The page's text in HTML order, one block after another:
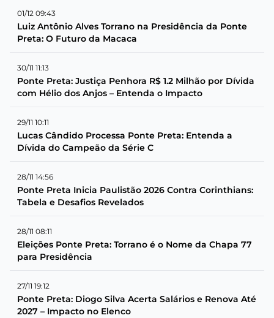
01/12 09:43
Luiz Antônio Alves Torrano na Presidência da Ponte
Preta: O Futuro da Macaca
30/11 11:13
Ponte Preta: Justiça Penhora R$ 1.2 Milhão por Dívida
com Hélio dos Anjos – Entenda o Impacto
29/11 10:11
Lucas Cândido Processa Ponte Preta: Entenda a
Dívida do Campeão da Série C
28/11 14:56
Ponte Preta Inicia Paulistão 2026 Contra Corinthians:
Tabela e Desafios Revelados
28/11 08:11
Eleições Ponte Preta: Torrano é o Nome da Chapa 77
para Presidência
27/11 19:12
Ponte Preta: Diogo Silva Acerta Salários e Renova Até
2027 – Impacto no Elenco